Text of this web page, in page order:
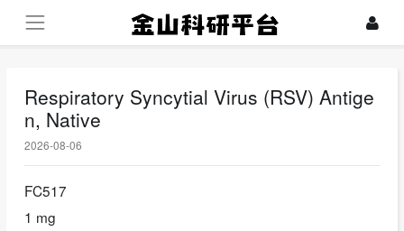
Respiratory Syncytial Virus (RSV) Antige
n, Native
2026-08-06
FC517
1 mg